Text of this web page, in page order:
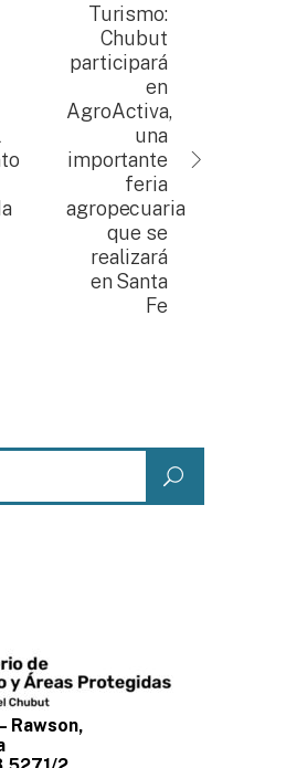
Turismo:
Chubut
participará
en
AgroActiva,
una
importante
feria
agropecuaria
que se
realizará
en Santa
Fe
Rawson,